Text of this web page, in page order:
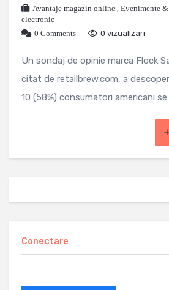
Avantaje magazin online , Evenimente
electronic
0 Comments
0 vizualizari
Un sondaj de opinie marca Flock
citat de retailbrew.com, a
10 (58%) consumatori americani se
Conectare